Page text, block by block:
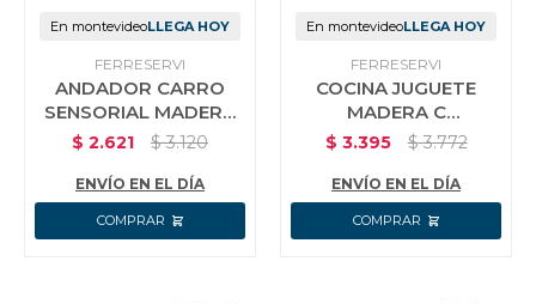
En montevideoLLEGA HOY
FERRESERVI
ANDADOR CARRO
SENSORIAL MADERA
ROSADO JUGUETE
$ 2.621 $ 3.120
ENVÍO EN EL DÍA
En montevideoLLEGA HOY
FERRESERVI
COCINA JUGUETE
MADERA C
MICROONDAS
$ 3.395 $ 3.772
ENVÍO EN EL DÍA